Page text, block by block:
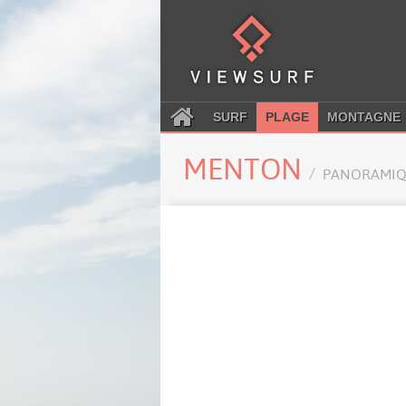
SURF PLAGE MONTAGNE
MENTON